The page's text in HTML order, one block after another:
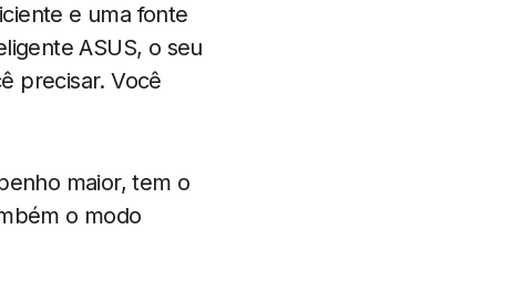
e uma fonte
ASUS, o seu
precisar. Você
maior, tem o
o modo